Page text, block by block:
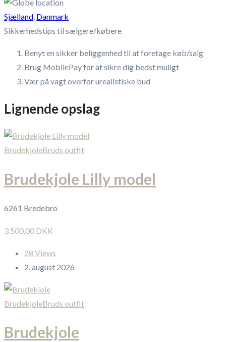
Sjælland Danmark
Sikkerhedstips til sælgere/købere
Benyt en sikker beliggenhed til at foretage køb/salg
Brug MobilePay for at sikre dig bedst muligt
Vær på vagt overfor urealistiske bud
Lignende opslag
BrudekjoleBruds outfit
Brudekjole Lilly model
6261 Bredebro
3.500,00 DKK
28 Views
2. august 2026
BrudekjoleBruds outfit
Brudekjole